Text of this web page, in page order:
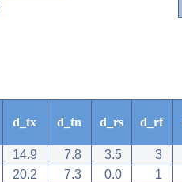
d_tx d_tn d_rs d_rf
14.9 7.8 3.5 3
20.2 7.3 0.0 1